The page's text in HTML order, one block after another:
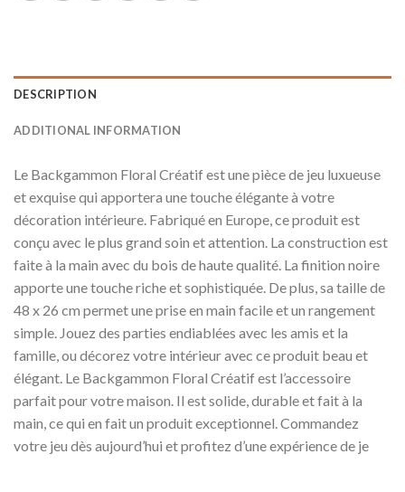
DESCRIPTION
ADDITIONAL INFORMATION
Le Backgammon Floral Créatif est une pièce de jeu luxueuse
et exquise qui apportera une touche élégante à votre
décoration intérieure. Fabriqué en Europe, ce produit est
conçu avec le plus grand soin et attention. La construction est
faite à la main avec du bois de haute qualité. La finition noire
apporte une touche riche et sophistiquée. De plus, sa taille de
48 x 26 cm permet une prise en main facile et un rangement
simple. Jouez des parties endiablées avec les amis et la
famille, ou décorez votre intérieur avec ce produit beau et
élégant. Le Backgammon Floral Créatif est l’accessoire
parfait pour votre maison. Il est solide, durable et fait à la
main, ce qui en fait un produit exceptionnel. Commandez
votre jeu dès aujourd’hui et profitez d’une expérience de je